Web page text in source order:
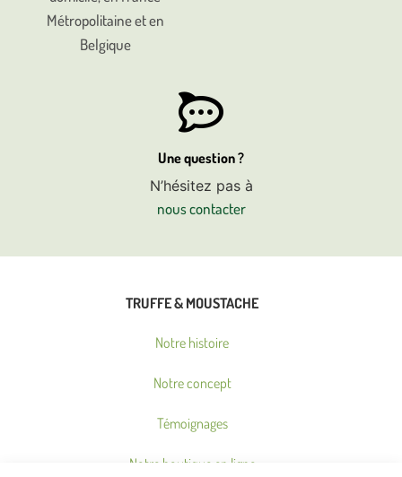
Métropolitaine et en
Belgique
Une question ?
N’hésitez pas à
nous contacter
TRUFFE & MOUSTACHE
Notre histoire
Notre concept
Témoignages
Notre boutique en ligne